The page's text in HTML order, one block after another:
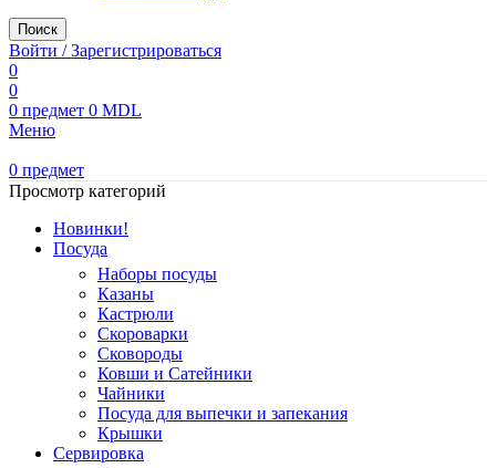
Поиск
Войти / Зарегистрироваться
0
0
0 предмет 0 MDL
Меню
0 предмет
Просмотр категорий
Новинки!
Посуда
Наборы посуды
Казаны
Кастрюли
Скороварки
Сковороды
Ковши и Сатейники
Чайники
Посуда для выпечки и запекания
Крышки
Сервировка